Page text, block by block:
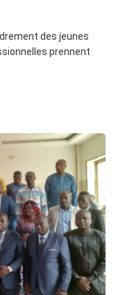
des jeunes
prennent